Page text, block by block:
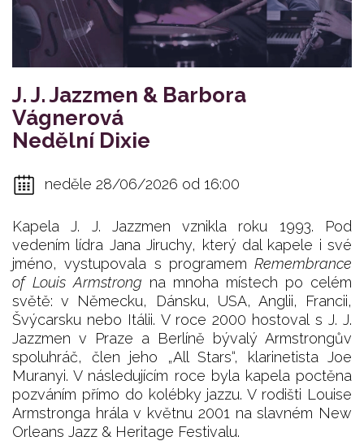
J. J. Jazzmen & Barbora
Vágnerová
Nedělní Dixie
neděle 28/06/2026 od 16:00
Kapela J. J. Jazzmen vznikla roku 1993. Pod
vedením lídra Jana Jiruchy, který dal kapele i své
jméno, vystupovala s programem Remembrance
of Louis Armstrong na mnoha místech po celém
světě: v Německu, Dánsku, USA, Anglii, Francii,
Švýcarsku nebo Itálii. V roce 2000 hostoval s J. J.
Jazzmen v Praze a Berlíně bývalý Armstrongův
spoluhráč, člen jeho „All Stars“, klarinetista Joe
Muranyi. V následujícím roce byla kapela poctěna
pozváním přímo do kolébky jazzu. V rodišti Louise
Armstronga hrála v květnu 2001 na slavném New
Orleans Jazz & Heritage Festivalu.